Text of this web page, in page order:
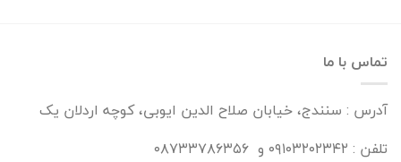
تماس با ما
آدرس : سنندج، خیابان صلاح الدین ایوبی، کوچه اردلان یک
تلفن : ۰۹۱۰۳۲۰۲۳۴۲ و ۰۸۷۳۳۷۸۶۳۵۶